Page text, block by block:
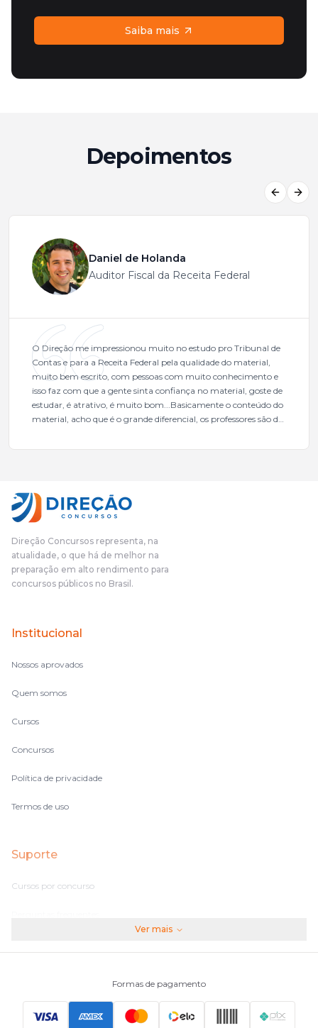
Saiba mais
Depoimentos
Daniel de Holanda
Auditor Fiscal da Receita Federal
O Direção me impressionou muito no estudo pro Tribunal de
Contas e para a Receita Federal pela qualidade do material,
muito bem escrito, com pessoas com muito conhecimento e
isso faz com que a gente sinta confiança no material, goste de
estudar, é atrativo, é muito bom...Basicamente o conteúdo do
material, acho que é o grande diferencial, os professores são de
mais excelentes cargos da administração pública.Eu sempre
fundamental na minha derrota no ano passado para que eu
pudesse enxergar o que eu errei e corrigir minha rota.E além
das aulas vocês(Direção Concursos), que fizeram um
o aluno, além de ter que estudar, ele tem que perder tempo
fazendo um cronograma, num pós- edital é muito
complicado, é uma avalanche de informação, então vocês
terem feito isso é muito bacana, porque quando eu me sentia
no volume de matérias.
Direção Concursos representa, na
atualidade, o que há de melhor na
preparação em alto rendimento para
concursos públicos no Brasil.
Institucional
Nossos aprovados
Quem somos
Cursos
Concursos
Política de privacidade
Termos de uso
Suporte
Cursos por concurso
Principais Concursos
Ver mais
Formas de pagamento